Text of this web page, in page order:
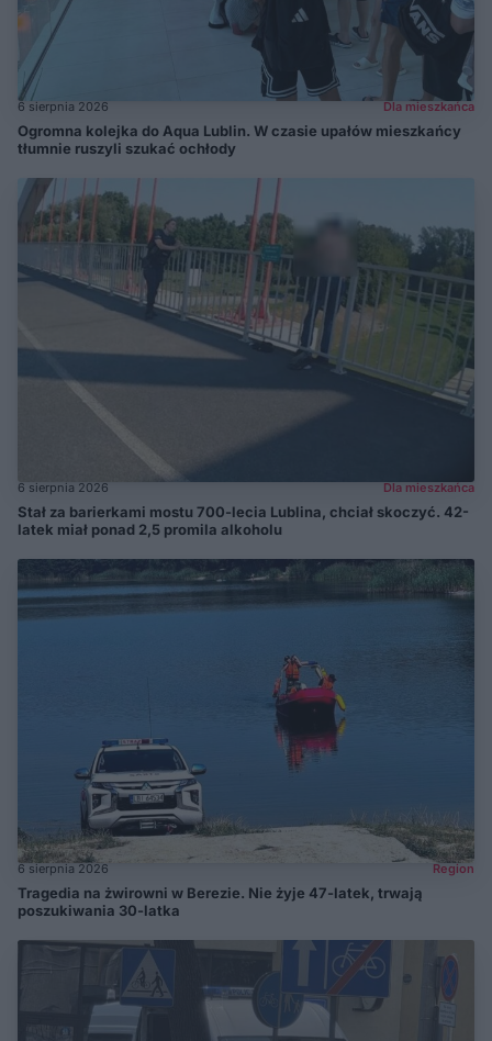
6 sierpnia 2026 Dla mieszkańca
Ogromna kolejka do Aqua Lublin. W czasie upałów mieszkańcy
tłumnie ruszyli szukać ochłody
6 sierpnia 2026 Dla mieszkańca
Stał za barierkami mostu 700-lecia Lublina, chciał skoczyć. 42-
latek miał ponad 2,5 promila alkoholu
6 sierpnia 2026 Region
Tragedia na żwirowni w Berezie. Nie żyje 47-latek, trwają
poszukiwania 30-latka